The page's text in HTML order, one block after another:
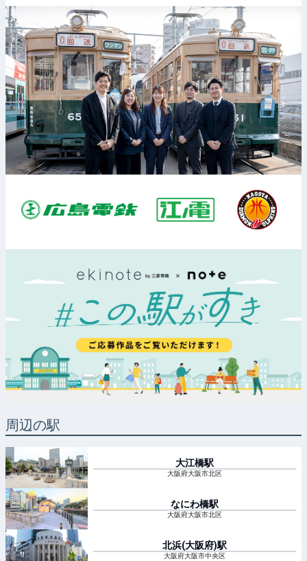
周辺の駅
大江橋駅
大阪府大阪市北区
なにわ橋駅
大阪府大阪市北区
北浜(大阪府)駅
大阪府大阪市中央区